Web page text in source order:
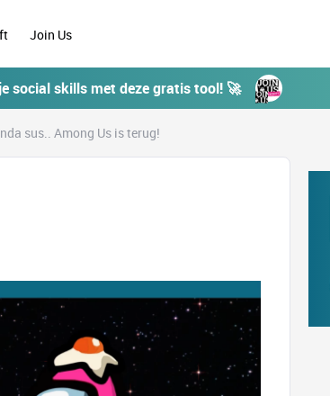
Join Us
social skills met deze gratis tool! 🚀
sus.. Among Us is terug!